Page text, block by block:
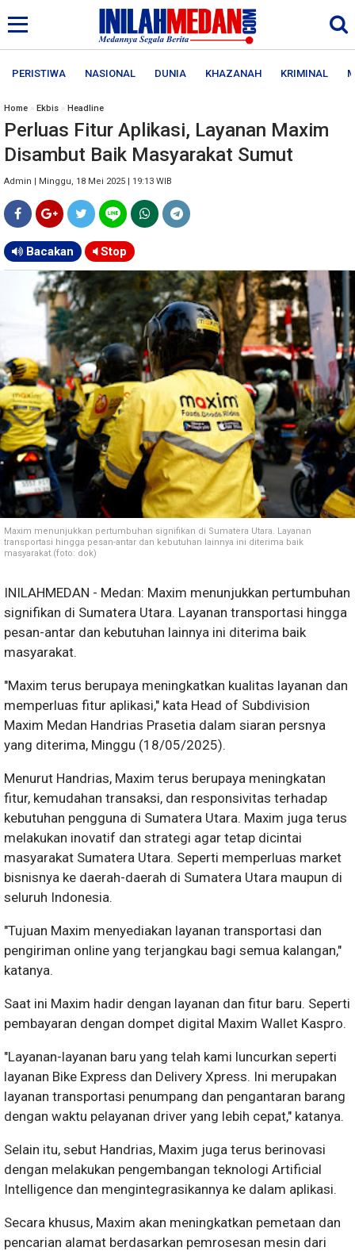
PERISTIWA NASIONAL DUNIA KHAZANAH KRIMINAL
Home » Ekbis » Headline
Perluas Fitur Aplikasi, Layanan Maxim
Disambut Baik Masyarakat Sumut
Admin | Minggu, 18 Mei 2025 | 19:13 WIB
Bacakan Stop
Maxim menunjukkan pertumbuhan signifikan di Sumatera Utara. Layanan
transportasi hingga pesan-antar dan kebutuhan lainnya ini diterima baik
masyarakat.(foto: dok)
INILAHMEDAN - Medan: Maxim menunjukkan pertumbuhan
signifikan di Sumatera Utara. Layanan transportasi hingga
pesan-antar dan kebutuhan lainnya ini diterima baik
masyarakat.
"Maxim terus berupaya meningkatkan kualitas layanan dan
memperluas fitur aplikasi," kata Head of Subdivision
Maxim Medan Handrias Prasetia dalam siaran persnya
yang diterima, Minggu (18/05/2025).
Menurut Handrias, Maxim terus berupaya meningkatan
fitur, kemudahan transaksi, dan responsivitas terhadap
kebutuhan pengguna di Sumatera Utara. Maxim juga terus
melakukan inovatif dan strategi agar tetap dicintai
masyarakat Sumatera Utara. Seperti memperluas market
bisnisnya ke daerah-daerah di Sumatera Utara maupun di
seluruh Indonesia.
"Tujuan Maxim menyediakan layanan transportasi dan
pengiriman online yang terjangkau bagi semua kalangan,"
katanya.
Saat ini Maxim hadir dengan layanan dan fitur baru. Seperti
pembayaran dengan dompet digital Maxim Wallet Kaspro.
"Layanan-layanan baru yang telah kami luncurkan seperti
layanan Bike Express dan Delivery Xpress. Ini merupakan
layanan transportasi penumpang dan pengantaran barang
dengan waktu pelayanan driver yang lebih cepat," katanya.
Selain itu, sebut Handrias, Maxim juga terus berinovasi
dengan melakukan pengembangan teknologi Artificial
Intelligence dan mengintegrasikannya ke dalam aplikasi.
Secara khusus, Maxim akan meningkatkan pemetaan dan
pencarian alamat berdasarkan pemrosesan mesin dari